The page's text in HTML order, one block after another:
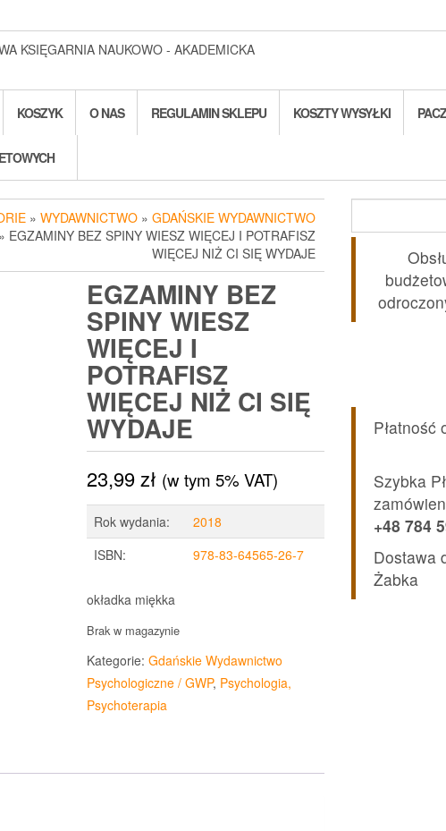
KSIĘGARNIA NAUKOWO - AKADEMICKA
KOSZYK O NAS REGULAMIN SKLEPU KOSZTY WYSYŁKI
» WYDAWNICTWO » GDAŃSKIE WYDAWNICTWO
» EGZAMINY BEZ SPINY WIESZ WIĘCEJ I POTRAFISZ
WIĘCEJ NIŻ CI SIĘ WYDAJE
EGZAMINY BEZ
SPINY WIESZ
WIĘCEJ I
POTRAFISZ
WIĘCEJ NIŻ CI SIĘ
WYDAJE
23,99zł (w tym 5% VAT)
Rok wydania:
2018
ISBN:
978-83-64565-26-7
okładka miękka
Brak w magazynie
Kategorie: Gdańskie Wydawnictwo
Psychologiczne / GWP, Psychologia,
Psychoterapia
Płatność
Szybka
+48 784
Dostawa
Żabka